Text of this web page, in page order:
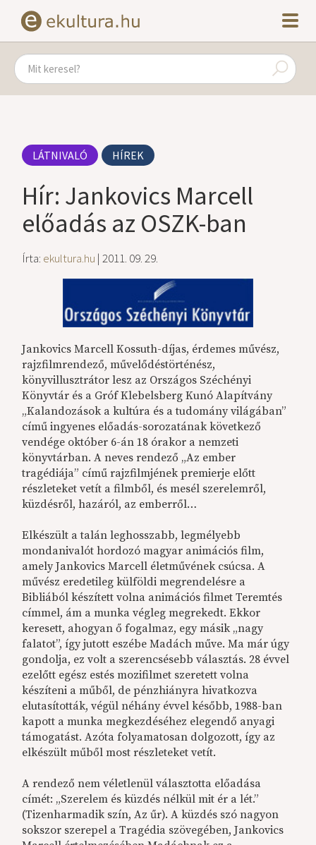
LÁTNIVALÓ HÍREK
Hír: Jankovics Marcell
előadás az OSZK-ban
Írta: ekultura.hu | 2011. 09. 29.
Jankovics Marcell Kossuth-díjas, érdemes művész,
rajzfilmrendező, művelődéstörténész,
könyvillusztrátor lesz az Országos Széchényi
Könyvtár és a Gróf Klebelsberg Kunó Alapítvány
„Kalandozások a kultúra és a tudomány világában”
című ingyenes előadás-sorozatának következő
vendége október 6-án 18 órakor a nemzeti
könyvtárban. A neves rendező „Az ember
tragédiája” című rajzfilmjének premierje előtt
részleteket vetít a filmből, és mesél szerelemről,
küzdésről, hazáról, az emberről…
Elkészült a talán leghosszabb, legmélyebb
mondanivalót hordozó magyar animációs film,
amely Jankovics Marcell életművének csúcsa. A
művész eredetileg külföldi megrendelésre a
Bibliából készített volna animációs filmet Teremtés
címmel, ám a munka végleg megrekedt. Ekkor
keresett, ahogyan ő fogalmaz, egy másik „nagy
falatot”, így jutott eszébe Madách műve. Ma már úgy
gondolja, ez volt a szerencsésebb választás. 28 évvel
ezelőtt egész estés mozifilmet szeretett volna
készíteni a műből, de pénzhiányra hivatkozva
elutasították, végül néhány évvel később, 1988-ban
kapott a munka megkezdéséhez elegendő anyagi
támogatást. Azóta folyamatosan dolgozott, így az
elkészült műből most részleteket vetít.
A rendező nem véletlenül választotta előadása
címét: „Szerelem és küzdés nélkül mit ér a lét.”
(Tizenharmadik szín, Az űr). A küzdés szó nagyon
sokszor szerepel a Tragédia szövegében, Jankovics